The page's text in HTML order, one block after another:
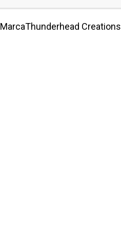
MarcaThunderhead Creations